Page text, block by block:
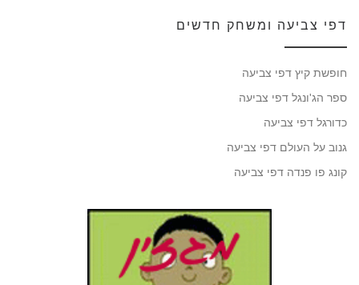
דפי צביעה ומשחק חדשים
חופשת קיץ דפי צביעה
ספר הג'ונגל דפי צביעה
כדורגל דפי צביעה
גנוב על העולם דפי צביעה
קונג פו פנדה דפי צביעה